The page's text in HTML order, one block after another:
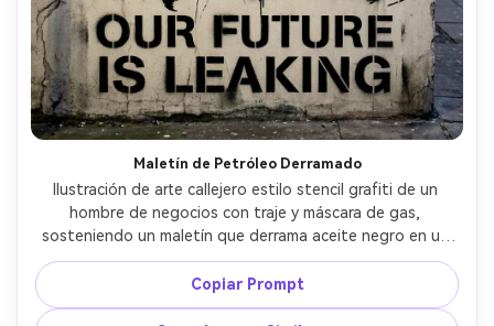
Maletín de Petróleo Derramado
Ilustración de arte callejero estilo stencil grafiti de un
hombre de negocios con traje y máscara de gas,
sosteniendo un maletín que derrama aceite negro en un
charco con forma de continente, stencils de alto
contraste, acento verde tóxico en los filtros de la
máscara, muro de concreto agrietado, goteos de aerosol
Copiar Prompt